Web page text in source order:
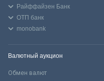
Райффайзен Банк
ОТП банк
monobank
Валютный аукцион
Обмен валют